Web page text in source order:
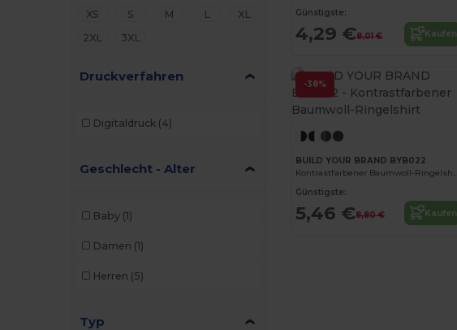
XS S M L
XL
2XL
3XL
Druckverfahren
Digitaldruck (4)
Geschlecht - Alter
Baby (1)
Damen (1)
Herren (5)
Typ
Günstigste:
4,29 €8,01 € Kaufen
-38%
BUILD YOUR BRAND BYB022
Kontrastfarbener Baumwoll-Ringelshirt
Günstigste:
5,46 €8,80 € Kaufen